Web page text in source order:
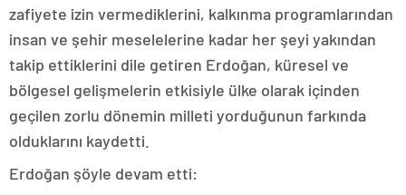
zafiyete izin vermediklerini, kalkınma programlarından
insan ve şehir meselelerine kadar her şeyi yakından
takip ettiklerini dile getiren Erdoğan, küresel ve
bölgesel gelişmelerin etkisiyle ülke olarak içinden
geçilen zorlu dönemin milleti yorduğunun farkında
olduklarını kaydetti.
Erdoğan şöyle devam etti: